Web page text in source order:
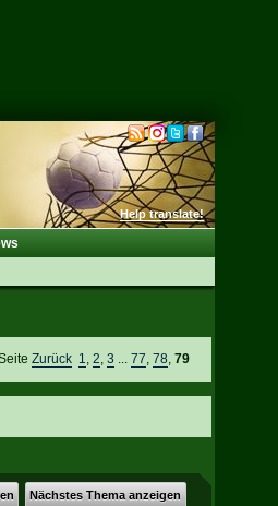
Help translate!
Zurück 1 ,2 ,3 ...77 ,78 ,79
Nächstes Thema anzeigen